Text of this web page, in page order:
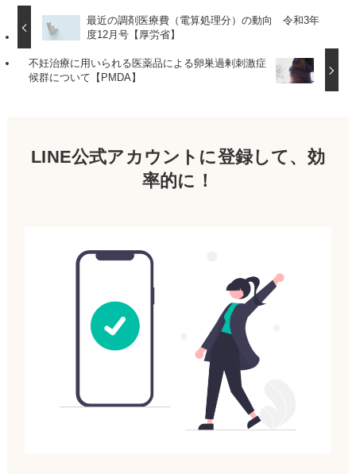
最近の調剤医療費（電算処理分）の動向 令和3年
度12月号【厚労省】
不妊治療に用いられる医薬品による卵巣過剰刺激症
候群について【PMDA】
LINE公式アカウントに登録して、効
率的に！